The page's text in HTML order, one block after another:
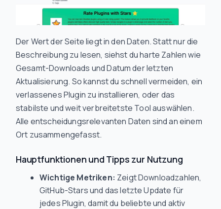
Der Wert der Seite liegt in den Daten. Statt nur die
Beschreibung zu lesen, siehst du harte Zahlen wie
Gesamt-Downloads und Datum der letzten
Aktualisierung. So kannst du schnell vermeiden, ein
verlassenes Plugin zu installieren, oder das
stabilste und weit verbreitetste Tool auswählen.
Alle entscheidungsrelevanten Daten sind an einem
Ort zusammengefasst.
Hauptfunktionen und Tipps zur Nutzung
Wichtige Metriken: Zeigt Downloadzahlen,
GitHub-Stars und das letzte Update für
jedes Plugin, damit du beliebte und aktiv